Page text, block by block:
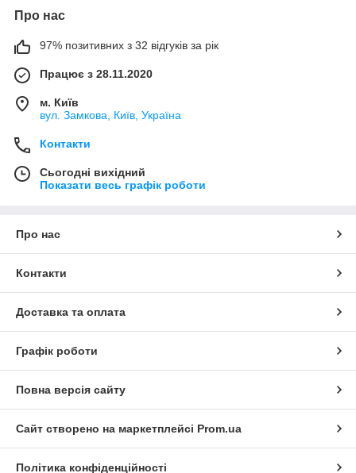
Про нас
97% позитивних з 32 відгуків за рік
Працює з 28.11.2020
м. Київ
вул. Замкова, Київ, Україна
Контакти
Сьогодні вихідний
Показати весь графік роботи
Про нас
Контакти
Доставка та оплата
Графік роботи
Повна версія сайту
Сайт створено на маркетплейсі Prom.ua
Політика конфіденційності